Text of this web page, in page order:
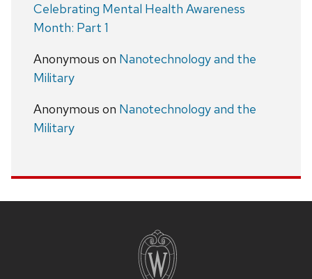
Celebrating Mental Health Awareness
Month: Part 1
Anonymous on Nanotechnology and the
Military
Anonymous on Nanotechnology and the
Military